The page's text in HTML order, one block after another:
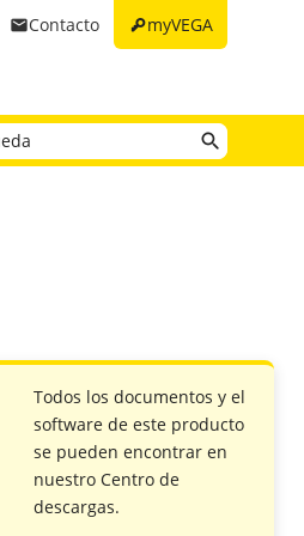
keymyVEGA
emailContacto
Todos los documentos y el
software de este producto
se pueden encontrar en
nuestro Centro de
descargas.